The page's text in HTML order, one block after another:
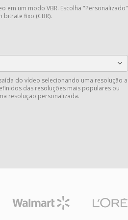
em um modo VBR. Escolha "Personalizado"
bitrate fixo (CBR).
do vídeo selecionando uma resolução a
das resoluções mais populares ou
resolução personalizada.